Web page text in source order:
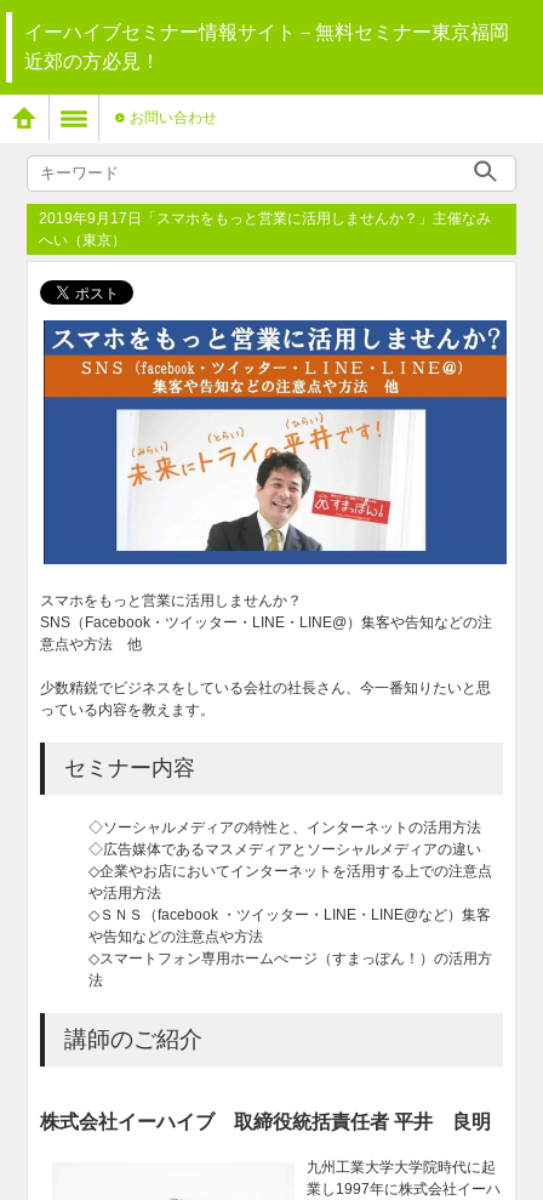
イーハイブセミナー情報サイト－無料セミナー東京福岡
近郊の方必見！
お問い合わせ
2019年9月17日「スマホをもっと営業に活用しませんか？」主催なみ
へい（東京）
スマホをもっと営業に活用しませんか？
SNS（Facebook・ツイッター・LINE・LINE@）集客や告知などの注
意点や方法 他
少数精鋭でビジネスをしている会社の社長さん、今一番知りたいと思
っている内容を教えます。
セミナー内容
◇ソーシャルメディアの特性と、インターネットの活用方法
◇広告媒体であるマスメディアとソーシャルメディアの違い
◇企業やお店においてインターネットを活用する上での注意点
や活用方法
◇ＳＮＳ（facebook ・ツイッター・LINE・LINE@など）集客
や告知などの注意点や方法
◇スマートフォン専用ホームぺージ（すまっぽん！）の活用方
法
講師のご紹介
株式会社イーハイブ 取締役統括責任者 平井 良明
九州工業大学大学院時代に起
業し1997年に株式会社イーハ